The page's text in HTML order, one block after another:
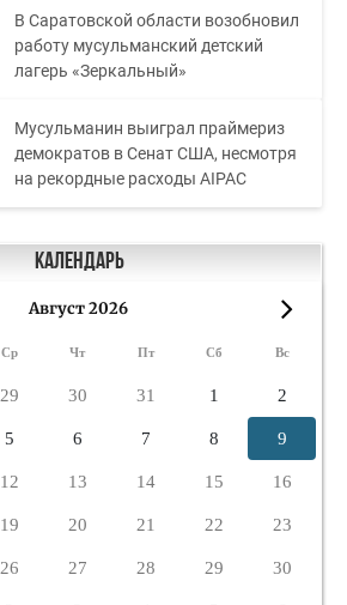
В Саратовской области возобновил
работу мусульманский детский
лагерь «Зеркальный»
Мусульманин выиграл праймериз
демократов в Сенат США, несмотря
на рекордные расходы AIPAC
Календарь
Август 2026
Ср Чт Пт Сб Вс
29 30 31 1 2
5 6 7 8 9
12 13 14 15 16
19 20 21 22 23
26 27 28 29 30